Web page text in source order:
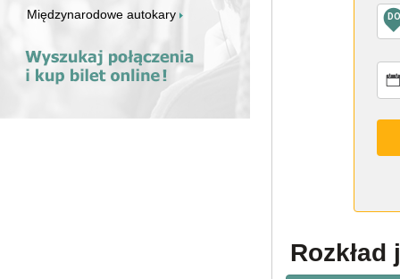
Międzynarodowe autokary DO